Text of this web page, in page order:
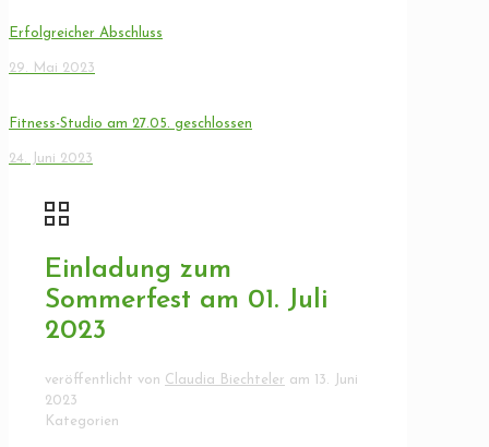
Erfolgreicher Abschluss
29. Mai 2023
Fitness-Studio am 27.05. geschlossen
24. Juni 2023
Einladung zum
Sommerfest am 01. Juli
2023
veröffentlicht von Claudia Biechteler am 13. Juni
2023
Kategorien